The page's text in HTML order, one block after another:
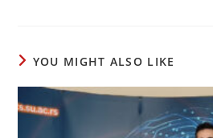
YOU MIGHT ALSO LIKE